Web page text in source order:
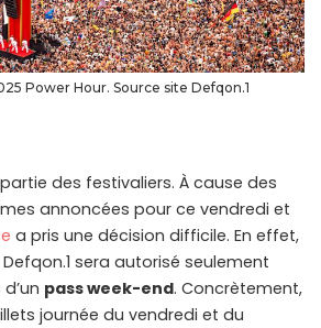
Power Hour. Source site Defqon.1
des festivaliers. À cause des
annoncées pour ce vendredi et
a pris une décision difficile. En effet,
Defqon.1 sera autorisé seulement
pass week-end. Concrètement,
journée du vendredi et du